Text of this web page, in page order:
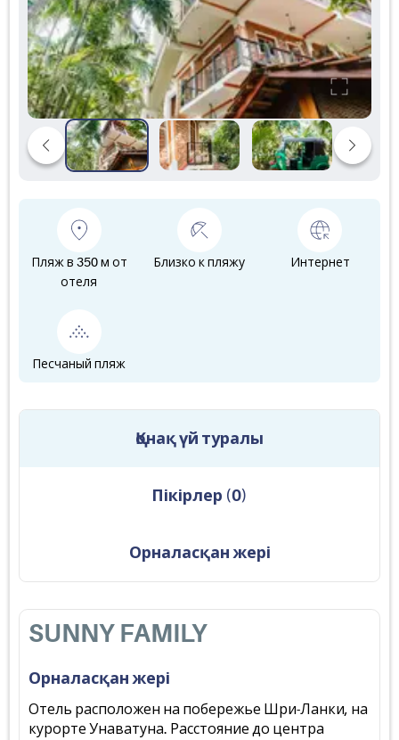
Пляж в 350 м от
отеля
Близко к пляжу Интернет
Песчаный пляж
Қонақ үй туралы
Пікірлер (0)
Орналасқан жері
SUNNY FAMILY
Орналасқан жері
Отель расположен на побережье Шри-Ланки, на
курорте Унаватуна. Расстояние до центра